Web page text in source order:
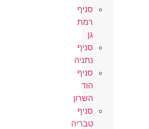
סניף
רמת
גן
סניף
נתניה
סניף
הוד
השרון
סניף
טבריה